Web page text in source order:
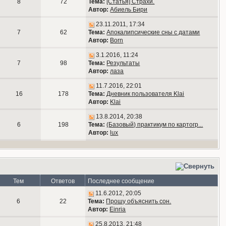
8 72 Тема: [Статья] Страхи.
Автор: Абиель Бири
7 62
23.11.2011, 17:34
Тема: Апокалипсические сны с датами
Автор: Born
7 98
3.1.2016, 11:24
Тема: Результаты
Автор: лаза
16 178
11.7.2016, 22:01
Тема: Дневник пользователя Klai
Автор: Klai
6 198
13.8.2014, 20:38
Тема: (Базовый) практикум по картогр...
Автор: lux
Тем Ответов Последнее сообщение
6 22
11.6.2012, 20:05
Тема: Прошу объяснить сон.
Автор: Einria
25.8.2013, 21:48